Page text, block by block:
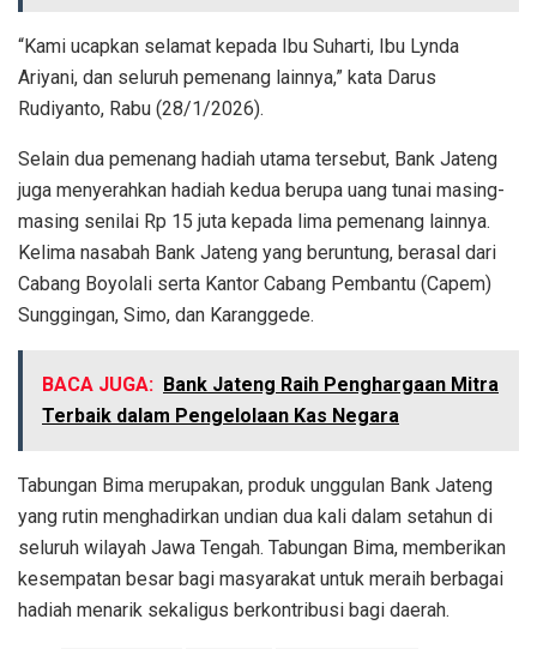
“Kami ucapkan selamat kepada Ibu Suharti, Ibu Lynda
Ariyani, dan seluruh pemenang lainnya,” kata Darus
Rudiyanto, Rabu (28/1/2026).
Selain dua pemenang hadiah utama tersebut, Bank Jateng
juga menyerahkan hadiah kedua berupa uang tunai masing-
masing senilai Rp 15 juta kepada lima pemenang lainnya.
Kelima nasabah Bank Jateng yang beruntung, berasal dari
Cabang Boyolali serta Kantor Cabang Pembantu (Capem)
Sunggingan, Simo, dan Karanggede.
BACA JUGA: Bank Jateng Raih Penghargaan Mitra
Terbaik dalam Pengelolaan Kas Negara
Tabungan Bima merupakan, produk unggulan Bank Jateng
yang rutin menghadirkan undian dua kali dalam setahun di
seluruh wilayah Jawa Tengah. Tabungan Bima, memberikan
kesempatan besar bagi masyarakat untuk meraih berbagai
hadiah menarik sekaligus berkontribusi bagi daerah.